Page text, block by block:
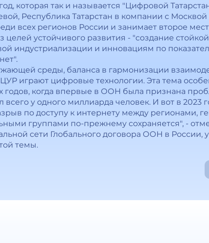
которая так и называется "Цифровой
Республика Татарстан в компании с
всех регионов России и занимает второе
целей устойчивого развития - "создание
индустриализации и инновациям по
среды, баланса в гармонизации
играют цифровые технологии. Эта тема
годов, когда впервые в ООН была признана
всего у одного миллиарда человек. И вот в 2023
по доступу к интернету между регионами,
группами по-прежнему сохраняется", -
сети Глобального договора ООН в России,
темы.